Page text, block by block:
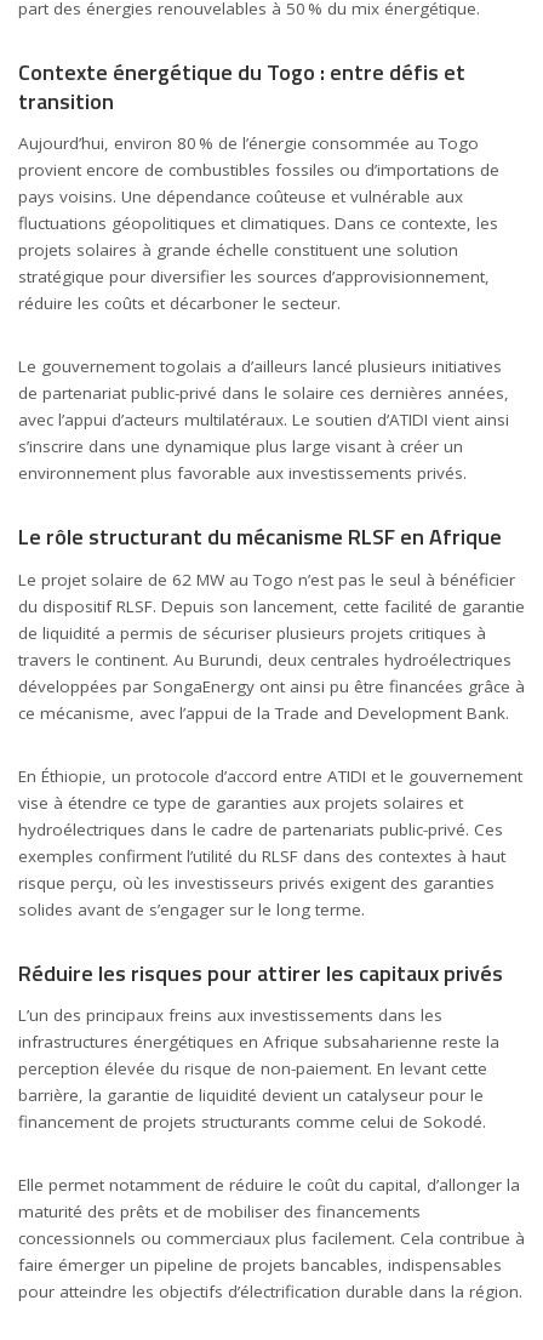
part des énergies renouvelables à 50 % du mix énergétique.
Contexte énergétique du Togo : entre défis et
transition
Aujourd’hui, environ 80 % de l’énergie consommée au Togo
provient encore de combustibles fossiles ou d’importations de
pays voisins. Une dépendance coûteuse et vulnérable aux
fluctuations géopolitiques et climatiques. Dans ce contexte, les
projets solaires à grande échelle constituent une solution
stratégique pour diversifier les sources d’approvisionnement,
réduire les coûts et décarboner le secteur.
Le gouvernement togolais a d’ailleurs lancé plusieurs initiatives
de partenariat public-privé dans le solaire ces dernières années,
avec l’appui d’acteurs multilatéraux. Le soutien d’ATIDI vient ainsi
s’inscrire dans une dynamique plus large visant à créer un
environnement plus favorable aux investissements privés.
Le rôle structurant du mécanisme RLSF en Afrique
Le projet solaire de 62 MW au Togo n’est pas le seul à bénéficier
du dispositif RLSF. Depuis son lancement, cette facilité de garantie
de liquidité a permis de sécuriser plusieurs projets critiques à
travers le continent. Au Burundi, deux centrales hydroélectriques
développées par SongaEnergy ont ainsi pu être financées grâce à
ce mécanisme, avec l’appui de la Trade and Development Bank.
En Éthiopie, un protocole d’accord entre ATIDI et le gouvernement
vise à étendre ce type de garanties aux projets solaires et
hydroélectriques dans le cadre de partenariats public-privé. Ces
exemples confirment l’utilité du RLSF dans des contextes à haut
risque perçu, où les investisseurs privés exigent des garanties
solides avant de s’engager sur le long terme.
Réduire les risques pour attirer les capitaux privés
L’un des principaux freins aux investissements dans les
infrastructures énergétiques en Afrique subsaharienne reste la
perception élevée du risque de non-paiement. En levant cette
barrière, la garantie de liquidité devient un catalyseur pour le
financement de projets structurants comme celui de Sokodé.
Elle permet notamment de réduire le coût du capital, d’allonger la
maturité des prêts et de mobiliser des financements
concessionnels ou commerciaux plus facilement. Cela contribue à
faire émerger un pipeline de projets bancables, indispensables
pour atteindre les objectifs d’électrification durable dans la région.